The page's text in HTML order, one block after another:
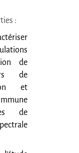
:
de
de
et
de